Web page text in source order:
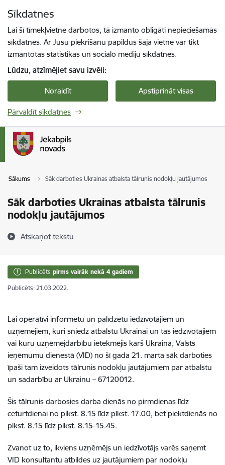
Sīkdatnes
Lai šī tīmekļvietne darbotos, tā izmanto obligāti nepieciešamās
sīkdatnes. Ar Jūsu piekrišanu papildus šajā vietnē var tikt
izmantotas statistikas un sociālo mediju sīkdatnes.
Lūdzu, atzīmējiet savu izvēli:
Noraidīt Apstiprināt visas
Pārvaldīt sīkdatnes
Sākums Sāk darboties Ukrainas atbalsta tālrunis nodokļu jautājumos
Sāk darboties Ukrainas atbalsta tālrunis
nodokļu jautājumos
Atskaņot tekstu
Publicēts pirms vairāk nekā 4 gadiem
Publicēts: 21.03.2022.
Lai operatīvi informētu un palīdzētu iedzīvotājiem un
uzņēmējiem, kuri sniedz atbalstu Ukrainai un tās iedzīvotājiem
vai kuru uzņēmējdarbību ietekmējis karš Ukrainā, Valsts
ieņēmumu dienestā (VID) no šī gada 21. marta sāk darboties
īpaši tam izveidots tālrunis nodokļu jautājumiem par atbalstu
un sadarbību ar Ukrainu – 67120012.
Šis tālrunis darbosies darba dienās no pirmdienas līdz
ceturtdienai no plkst. 8.15 līdz plkst. 17.00, bet piektdienās no
plkst. 8.15 līdz plkst. 8.15-15.45.
Zvanot uz to, ikviens uzņēmējs un iedzīvotājs varēs saņemt
VID konsultantu atbildes uz jautājumiem par nodokļu